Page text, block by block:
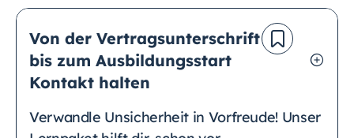
Von der Vertragsunterschrift
bis zum Ausbildungsstart
Kontakt halten
Verwandle Unsicherheit in Vorfreude! Unser